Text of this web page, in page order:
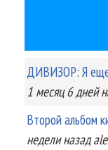
ДИВИЗОР: Я еще
1 месяц 6 дней
Второй альбом
неделиназад